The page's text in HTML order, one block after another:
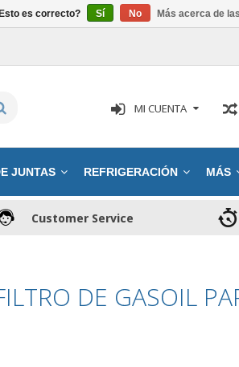
MI CUENTA
JUNTAS REFRIGERACIÓN MÁS
Customer Service
DE GASOIL
es correcto? Sí No Más acerca de